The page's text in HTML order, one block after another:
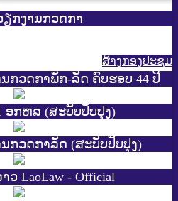
ຽກງານກວດກາ
ສ້າງກອງປະຊູມ
ກວດກາພັກ-ລັດ ຄົບຮອບ 44 ປີ
ອກຫລ (ສະບັບປັບປຸງ)
ກວດກາລັດ (ສະບັບປັບປຸງ)
LaoLaw - Official